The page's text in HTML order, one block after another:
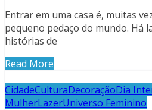
Entrar em uma casa é, muitas
pequeno pedaço do mundo. Há
histórias de
Read More
CidadeCulturaDecoraçãoDia
MulherLazerUniverso Feminino